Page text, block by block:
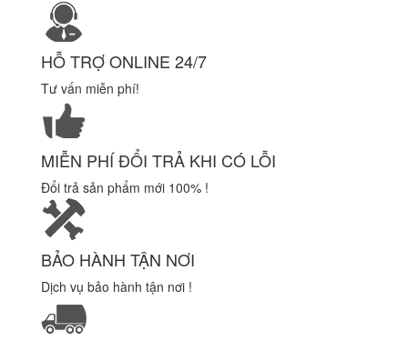
HỖ TRỢ ONLINE 24/7
Tư vấn miễn phí!
MIỄN PHÍ ĐỔI TRẢ KHI CÓ LỖI
Đổi trả sản phẩm mới 100% !
BẢO HÀNH TẬN NƠI
Dịch vụ bảo hành tận nơi !